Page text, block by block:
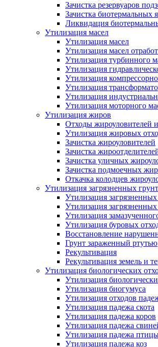
Зачистка резервуаров
Зачистка биотермальных
Ликвидация
Утилизация масел
Утилизация масел
Утилизация масел
Утилизация турбинного
Утилизация
Утилизация
Утилизация
Утилизация
Утилизация моторного
Утилизация жиров
Отходы жироуловителей
Утилизация жировых
Зачистка жироуловителей
Зачистка
Зачистка уличных
Зачистка подмоечных
Откачка колодцев
Утилизация загрязненных
Утилизация
Утилизация загрязненных
Утилизация
Утилизация буровых
Восстановление
Грунт зараженный ртутью
Рекультивация
Рекультивация земель и
Утилизация биологических
Утилизация
Утилизация биогумуса
Утилизация отходов
Утилизация падежа скота
Утилизация падежа коров
Утилизация падежа
Утилизация падежа
Утилизация падежа коз